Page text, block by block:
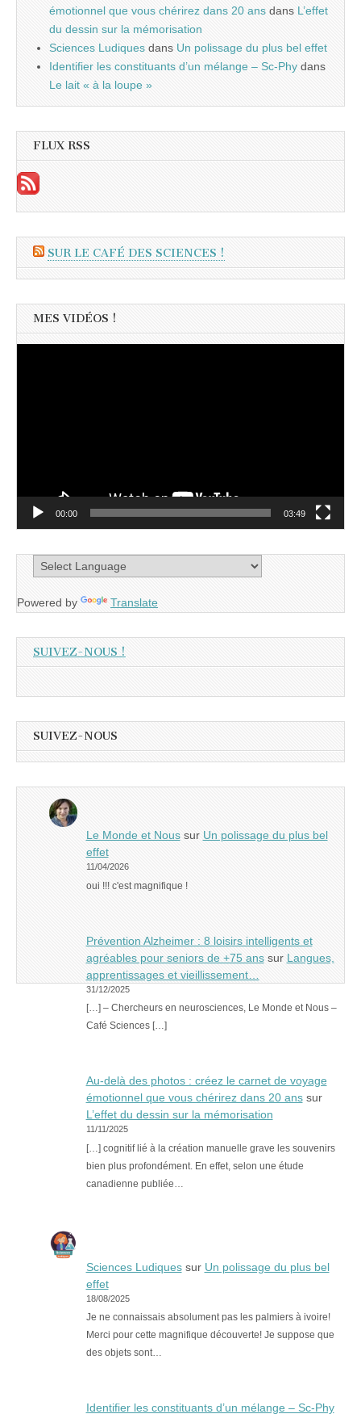
émotionnel que vous chérirez dans 20 ans dans L’effet
du dessin sur la mémorisation
Sciences Ludiques dans Un polissage du plus bel effet
Identifier les constituants d’un mélange – Sc-Phy dans
Le lait « à la loupe »
FLUX RSS
SUR LE CAFÉ DES SCIENCES !
MES VIDÉOS !
00:00 03:49
Powered by Translate
SUIVEZ-NOUS !
SUIVEZ-NOUS
Le Monde et Noussur Un polissage du plus bel
effet
11/04/2026
oui !!! c'est magnifique !
Prévention Alzheimer : 8 loisirs intelligents et
agréables pour seniors de +75 anssur Langues,
apprentissages et vieillissement…
31/12/2025
[…] – Chercheurs en neurosciences, Le Monde et Nous –
Café Sciences […]
Au-delà des photos : créez le carnet de voyage
émotionnel que vous chérirez dans 20 anssur
L’effet du dessin sur la mémorisation
11/11/2025
[…] cognitif lié à la création manuelle grave les souvenirs
bien plus profondément. En effet, selon une étude
canadienne publiée…
Sciences Ludiquessur Un polissage du plus bel
effet
18/08/2025
Je ne connaissais absolument pas les palmiers à ivoire!
Merci pour cette magnifique découverte! Je suppose que
des objets sont…
Identifier les constituants d’un mélange – Sc-Phy